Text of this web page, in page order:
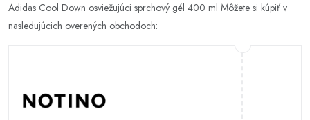
Adidas Cool Down osviežujúci sprchový gél 400 ml Môžete si kúpiť v
nasledujúcich overených obchodoch: